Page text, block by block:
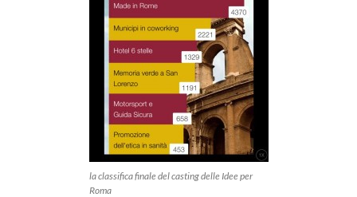
la classifica finale del casting delle Idee per
Roma